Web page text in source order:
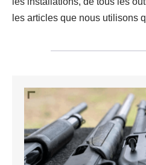
les articles que nous utilisons